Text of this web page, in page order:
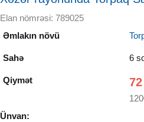
Elan nömrəsi: 789025
Əmlakın növü
Sahə 6
Qiymət
Ünvan: